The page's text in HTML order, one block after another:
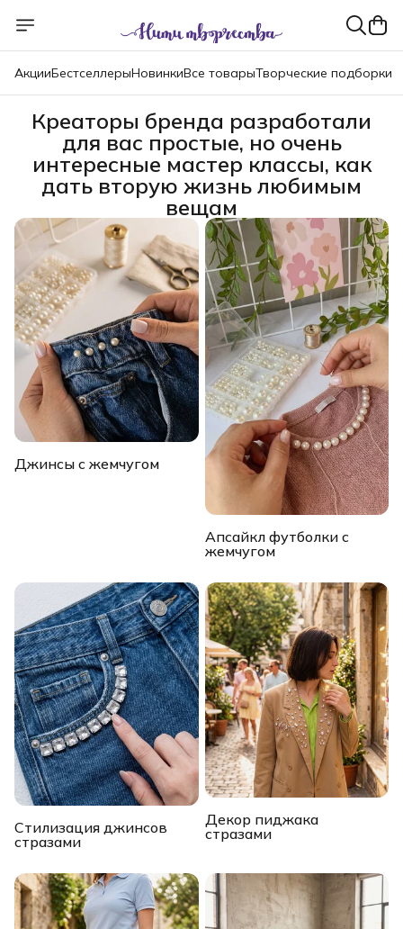
АкцииБестселлерыНовинкиВсе товарыТворческие подборки
Креаторы бренда разработали
для вас простые, но очень
интересные мастер классы, как
дать вторую жизнь любимым
вещам
Джинсы с жемчугом
Апсайкл футболки с
жемчугом
Стилизация джинсов
стразами
Декор пиджака
стразами